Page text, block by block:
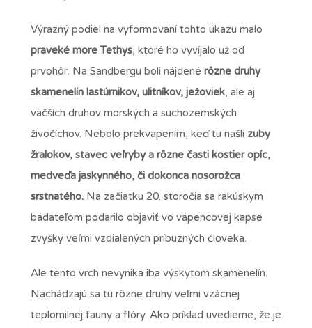
Výrazný podiel na vyformovaní tohto úkazu malo
praveké more Tethys, ktoré ho vyvíjalo už od
prvohôr. Na Sandbergu boli nájdené rôzne druhy
skamenelín lastúrnikov, ulitníkov, ježoviek, ale aj
väčších druhov morských a suchozemských
živočíchov. Nebolo prekvapením, keď tu našli zuby
žralokov, stavec veľryby a rôzne časti kostier opíc,
medveďa jaskynného, či dokonca nosorožca
srstnatého. Na začiatku 20. storočia sa rakúskym
bádateľom podarilo objaviť vo vápencovej kapse
zvyšky veľmi vzdialených príbuzných človeka.
Ale tento vrch nevyniká iba výskytom skamenelín.
Nachádzajú sa tu rôzne druhy veľmi vzácnej
teplomilnej fauny a flóry. Ako príklad uvedieme, že je